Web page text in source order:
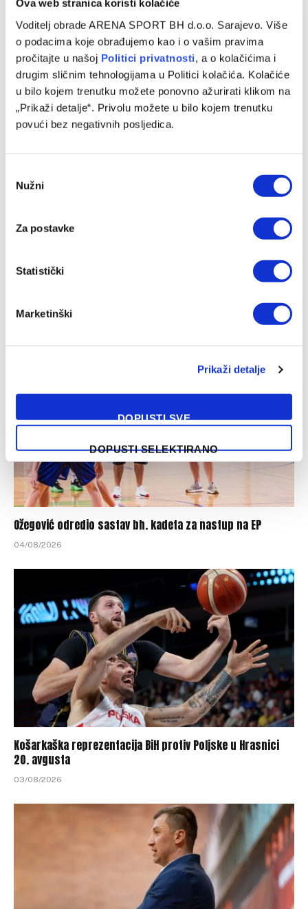
Ova web stranica koristi kolačiće
Voditelj obrade ARENA SPORT BH d.o.o. Sarajevo. Više
o podacima koje obrađujemo kao i o vašim pravima
pročitajte u našoj Politici privatnosti, a o kolačićima i
drugim sličnim tehnologijama u Politici kolačića. Kolačiće
u bilo kojem trenutku možete ponovno ažurirati klikom na
„Prikaži detalje“. Privolu možete u bilo kojem trenutku
povući bez negativnih posljedica.
Selection
Nužni
Za postavke
Statistički
Marketinški
Prikaži detalje
DOPUSTI SVE
DOPUSTI SELEKTIRANO
Chase Audige predstavljen u novom klubu
05/08/2026
Sloboda novo pojačanje pronašla u redovima Bosne
Ožegović odredio sastav bh. kadeta za nastup na EP
04/08/2026
Košarkaška reprezentacija BiH protiv Poljske u Hrasnici
20. avgusta
03/08/2026